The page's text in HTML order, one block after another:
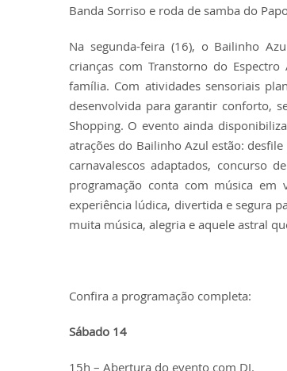
Banda Sorriso e roda de samba do
Na segunda-feira (16), o Bailinho
crianças com Transtorno do
família. Com atividades sensoriais
desenvolvida para garantir conforto,
Shopping. O evento ainda
atrações do Bailinho Azul estão:
carnavalescos adaptados, concurso
programação conta com música em
experiência lúdica, divertida e segura
muita música, alegria e aquele astral
Confira a programação completa:
Sábado 14
15h – Abertura do evento com DJ.